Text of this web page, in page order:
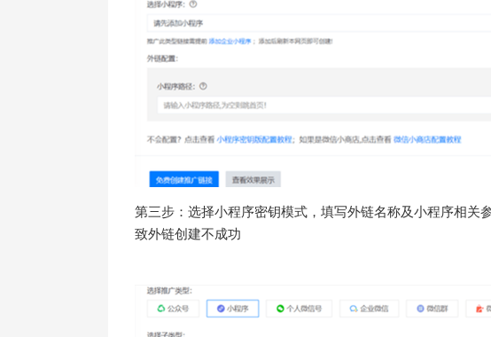
第三步：选择小程序密钥模式，填写外链名称及小程序相关
致外链创建不成功